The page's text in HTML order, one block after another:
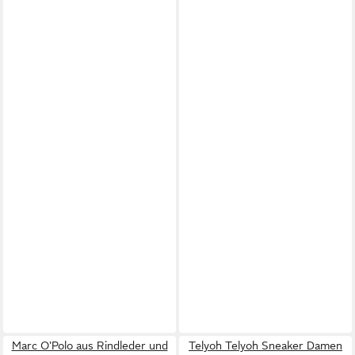
Marc O'Polo aus Rindleder und
Telyoh Telyoh Sneaker Damen